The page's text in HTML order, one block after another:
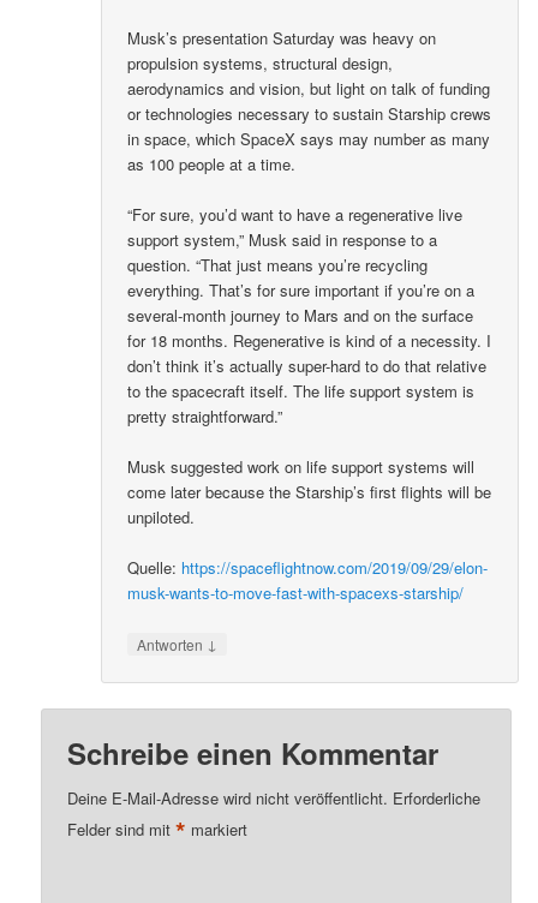
Musk’s presentation Saturday was heavy on
propulsion systems, structural design,
aerodynamics and vision, but light on talk of funding
or technologies necessary to sustain Starship crews
in space, which SpaceX says may number as many
as 100 people at a time.
“For sure, you’d want to have a regenerative live
support system,” Musk said in response to a
question. “That just means you’re recycling
everything. That’s for sure important if you’re on a
several-month journey to Mars and on the surface
for 18 months. Regenerative is kind of a necessity. I
don’t think it’s actually super-hard to do that relative
to the spacecraft itself. The life support system is
pretty straightforward.”
Musk suggested work on life support systems will
come later because the Starship’s first flights will be
unpiloted.
Quelle: https://spaceflightnow.com/2019/09/29/elon-
musk-wants-to-move-fast-with-spacexs-starship/
Antworten ↓
Schreibe einen Kommentar
Deine E-Mail-Adresse wird nicht veröffentlicht. Erforderliche
Felder sind mit* markiert